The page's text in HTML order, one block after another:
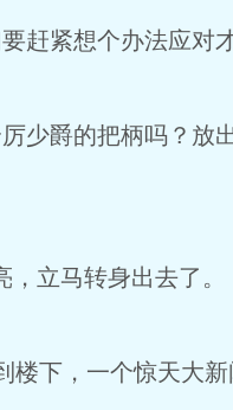
赶紧想个办法应对
少爵的把柄吗？放
立马转身出去了。
楼下，一个惊天大